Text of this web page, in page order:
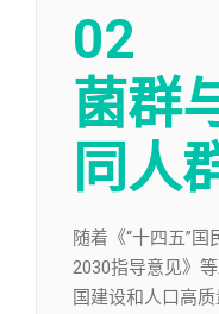
02
菌群
同人
随着《“十四五”
2030指导意见》
国建设和人口高